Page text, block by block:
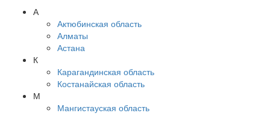
А
Актюбинская область
Алматы
Астана
К
Карагандинская область
Костанайская область
М
Мангистауская область